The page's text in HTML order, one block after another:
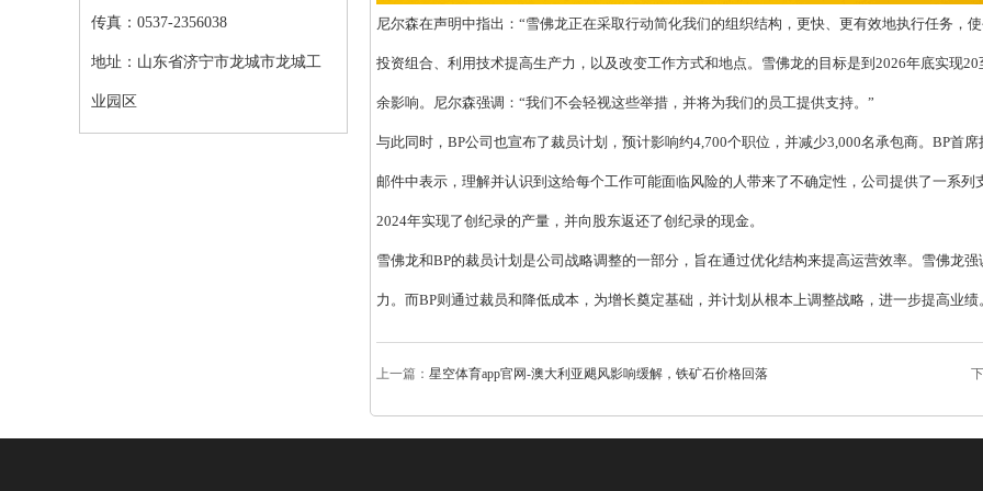
传真：0537-2356038
地址：山东省济宁市龙城市龙城工
业园区
尼尔森在声明中指出：“雪佛龙正在采取行动简化我们的组织结构，更快、更有效地执行任务，
投资组合、利用技术提高生产力，以及改变工作方式和地点。雪佛龙的目标是到2026年底实现
余影响。尼尔森强调：“我们不会轻视这些举措，并将为我们的员工提供支持。”
与此同时，BP公司也宣布了裁员计划，预计影响约4,700个职位，并减少3,000名承包商。BP首
邮件中表示，理解并认识到这给每个工作可能面临风险的人带来了不确定性，公司提供了一系
2024年实现了创纪录的产量，并向股东返还了创纪录的现金。
雪佛龙和BP的裁员计划是公司战略调整的一部分，旨在通过优化结构来提高运营效率。雪佛龙
力。而BP则通过裁员和降低成本，为增长奠定基础，并计划从根本上调整战略，进一步提高业绩
上一篇： 星空体育app官网-澳大利亚飓风影响缓解，铁矿石价格回落